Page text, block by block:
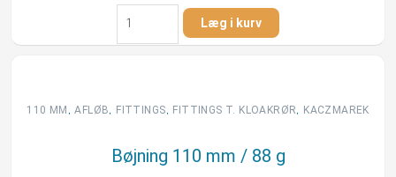
Bøjning
110
mm
g
Læg i kurv
110 MM ,AFLØB, FITTINGS, FITTINGS T. KLOAKRØR, KACZMAREK
Bøjning 110 mm / 88 g